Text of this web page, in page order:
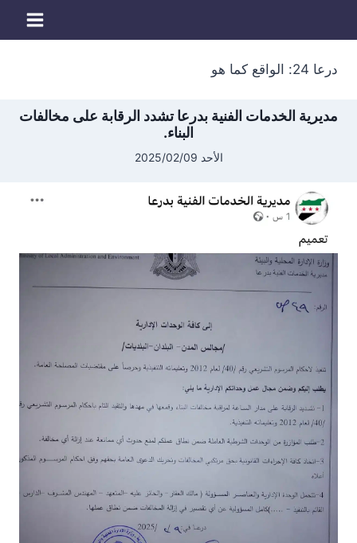
درعا 24: الواقع كما هو
مديرية الخدمات الفنية بدرعا تشدد الرقابة على مخالفات
البناء.
الأحد 2025/02/09